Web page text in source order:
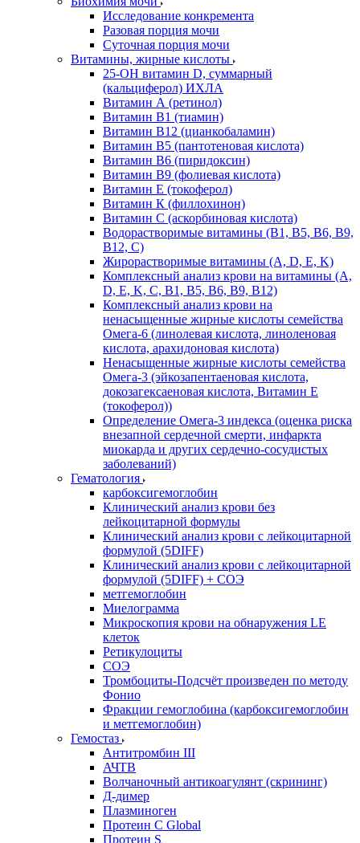
Исследование конкремента
Разовая порция мочи
Суточная порция мочи
Витамины, жирные кислоты
25-OH витамин D, суммарный
(кальциферол) ИХЛА
Витамин А (ретинол)
Витамин В1 (тиамин)
Витамин В12 (цианкобаламин)
Витамин В5 (пантотеновая кислота)
Витамин В6 (пиридоксин)
Витамин В9 (фолиевая кислота)
Витамин Е (токоферол)
Витамин К (филлохинон)
Витамин С (аскорбиновая кислота)
Водорастворимые витамины (B1, B5, B6, В9,
В12, С)
Жирорастворимые витамины (A, D, E, K)
Комплексный анализ крови на витамины (A,
D, E, K, C, B1, B5, B6, В9, B12)
Комплексный анализ крови на
ненасыщенные жирные кислоты семейства
Омега-6 (линолевая кислота, линоленовая
кислота, арахидоновая кислота)
Ненасыщенные жирные кислоты семейства
Омега-3 (эйкозапентаеновая кислота,
докозагексаеновая кислота, Витамин E
(токоферол))
Определение Омега-3 индекса (оценка риска
внезапной сердечной смерти, инфаркта
миокарда и других сердечно-сосудистых
заболеваний)
Гематология
карбоксигемоглобин
Клинический анализ крови без
лейкоцитарной формулы
Клинический анализ крови с лейкоцитарной
формулой (5DIFF)
Клинический анализ крови с лейкоцитарной
формулой (5DIFF) + СОЭ
метгемоглобин
Миелограмма
Микроскопия крови на обнаружения LE
клеток
Ретикулоциты
СОЭ
Тромбоциты-Подсчёт произведен по методу
Фонио
Фракции гемоглобина (карбоксигемоглобин
и метгемоглобин)
Гемостаз
Антитромбин III
АЧТВ
Волчаночный антикоагулянт (скрининг)
Д-димер
Плазминоген
Протеин C Global
Протеин S